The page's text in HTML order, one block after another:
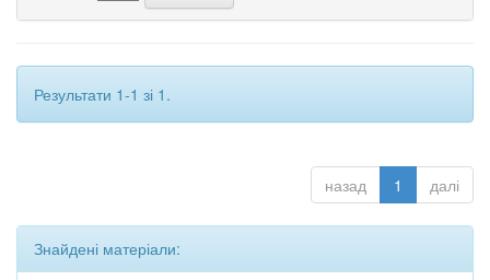
Результати 1-1 зі 1.
назад 1 далі
Знайдені матеріали: